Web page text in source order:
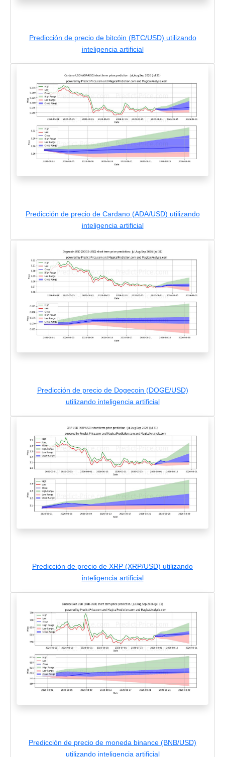
Predicción de precio de bitcóin (BTC/USD) utilizando
inteligencia artificial
Predicción de precio de Cardano (ADA/USD) utilizando
inteligencia artificial
Predicción de precio de Dogecoin (DOGE/USD)
utilizando inteligencia artificial
Predicción de precio de XRP (XRP/USD) utilizando
inteligencia artificial
Predicción de precio de moneda binance (BNB/USD)
utilizando inteligencia artificial